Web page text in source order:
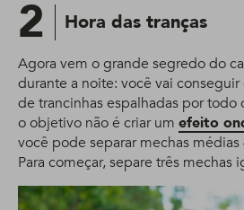
2 Hora das tranças
Agora vem o grande segredo do
durante a noite: você vai
de trancinhas espalhadas por
o objetivo não é criar um efeito
você pode separar mechas
Para começar, separe três mechas